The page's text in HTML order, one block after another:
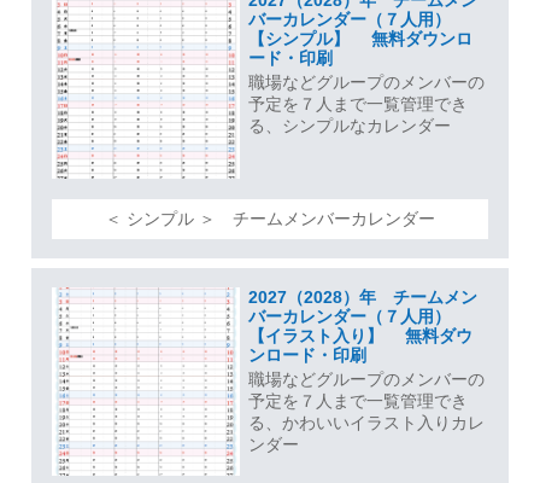
バーカレンダー（７人用）
【シンプル】 無料ダウンロ
ード・印刷
職場などグループのメンバーの
予定を７人まで一覧管理でき
る、シンプルなカレンダー
＜ シンプル ＞ チームメンバーカレンダー
2027（2028）年 チームメン
バーカレンダー（７人用）
【イラスト入り】 無料ダウ
ンロード・印刷
職場などグループのメンバーの
予定を７人まで一覧管理でき
る、かわいいイラスト入りカレ
ンダー